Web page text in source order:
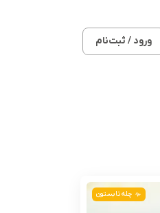
ورود / ثبت‌نام
چله تابستون